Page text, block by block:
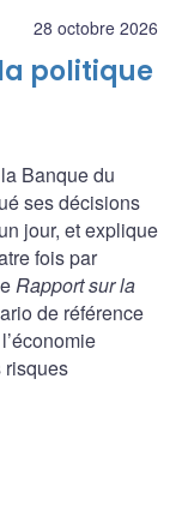
28 octobre 2026
politique
Banque du
ses décisions
jour, et explique
fois par
Rapport sur la
de référence
risques